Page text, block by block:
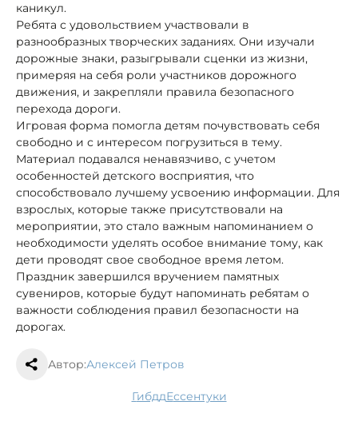
каникул.
Ребята с удовольствием участвовали в
разнообразных творческих заданиях. Они изучали
дорожные знаки, разыгрывали сценки из жизни,
примеряя на себя роли участников дорожного
движения, и закрепляли правила безопасного
перехода дороги.
Игровая форма помогла детям почувствовать себя
свободно и с интересом погрузиться в тему.
Материал подавался ненавязчиво, с учетом
особенностей детского восприятия, что
способствовало лучшему усвоению информации. Для
взрослых, которые также присутствовали на
мероприятии, это стало важным напоминанием о
необходимости уделять особое внимание тому, как
дети проводят свое свободное время летом.
Праздник завершился вручением памятных
сувениров, которые будут напоминать ребятам о
важности соблюдения правил безопасности на
дорогах.
Автор:Алексей Петров
гибдд Ессентуки